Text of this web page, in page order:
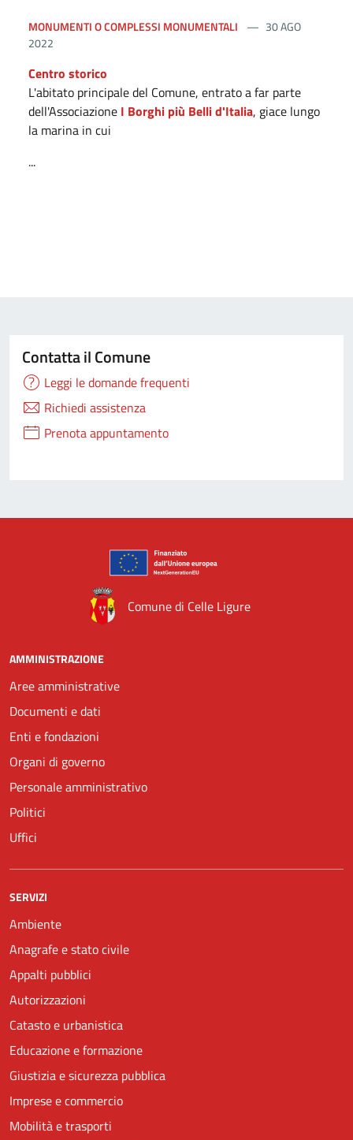
MONUMENTI O COMPLESSI MONUMENTALI
30 AGO
2022
Centro storico
L'abitato principale del Comune, entrato a far parte
dell'Associazione I Borghi più Belli d'Italia, giace lungo
la marina in cui
...
Contatta il Comune
Leggi le domande frequenti
Richiedi assistenza
Prenota appuntamento
Comune di Celle Ligure
AMMINISTRAZIONE
Aree amministrative
Documenti e dati
Enti e fondazioni
Organi di governo
Personale amministrativo
Politici
Uffici
SERVIZI
Ambiente
Anagrafe e stato civile
Appalti pubblici
Autorizzazioni
Catasto e urbanistica
Educazione e formazione
Giustizia e sicurezza pubblica
Imprese e commercio
Mobilità e trasporti